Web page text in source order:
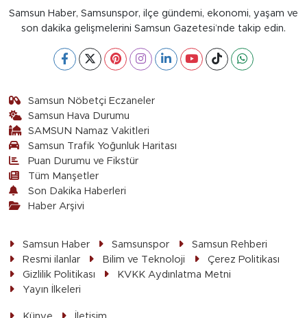
Samsun Haber, Samsunspor, ilçe gündemi, ekonomi, yaşam ve
son dakika gelişmelerini Samsun Gazetesi’nde takip edin.
Samsun Nöbetçi Eczaneler
Samsun Hava Durumu
SAMSUN Namaz Vakitleri
Samsun Trafik Yoğunluk Haritası
Puan Durumu ve Fikstür
Tüm Manşetler
Son Dakika Haberleri
Haber Arşivi
Samsun Haber Samsunspor
Samsun Rehberi
Resmi ilanlar
Bilim ve Teknoloji
Çerez Politikası
Gizlilik Politikası
KVKK Aydınlatma Metni
Yayın İlkeleri